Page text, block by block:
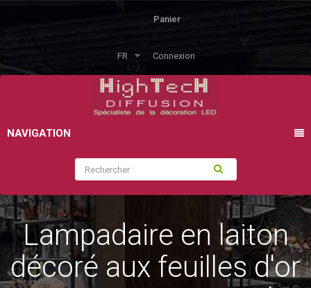
Panier
FR Connexion
NAVIGATION
Lampadaire en laiton
décoré aux feuilles d'or